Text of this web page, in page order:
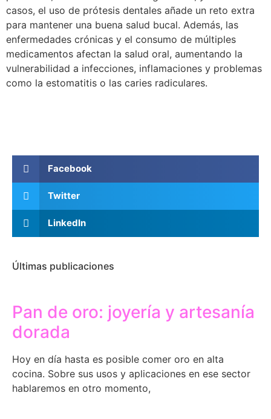
casos, el uso de prótesis dentales añade un reto extra
para mantener una buena salud bucal. Además, las
enfermedades crónicas y el consumo de múltiples
medicamentos afectan la salud oral, aumentando la
vulnerabilidad a infecciones, inflamaciones y problemas
como la estomatitis o las caries radiculares.
Facebook
Twitter
LinkedIn
Últimas publicaciones
Pan de oro: joyería y artesanía
dorada
Hoy en día hasta es posible comer oro en alta
cocina. Sobre sus usos y aplicaciones en ese sector
hablaremos en otro momento,